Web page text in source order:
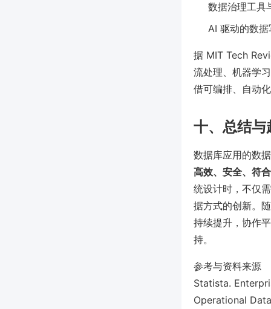
数据治理工具
AI 驱动的数
据 MIT Tech
流处理、机器学
借可编排、自动
十、总结与
数据库应用的数
高效、安全、符
统设计时，不仅
据方式的创新。
持续提升，协作
持。
参考与资料来源
Statista.
Operational